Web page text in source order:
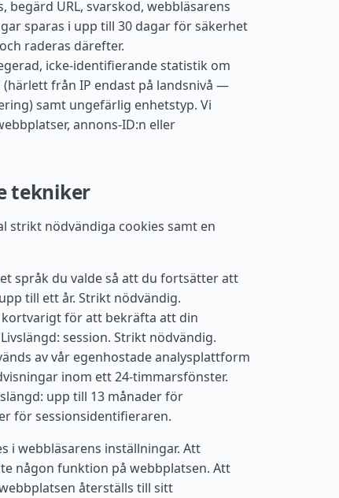
begärd URL, svarskod, webbläsarens
sparas i upp till 30 dagar för säkerhet
raderas därefter.
icke-identifierande statistik om
(härlett från IP endast på landsnivå —
samt ungefärlig enhetstyp. Vi
annons-ID:n eller
tekniker
strikt nödvändiga cookies samt en
språk du valde så att du fortsätter att
till ett år. Strikt nödvändig.
för att bekräfta att din
session. Strikt nödvändig.
av vår egenhostade analysplattform
inom ett 24-timmarsfönster.
upp till 13 månader för
för sessionsidentifieraren.
i webbläsarens inställningar. Att
någon funktion på webbplatsen. Att
återställs till sitt